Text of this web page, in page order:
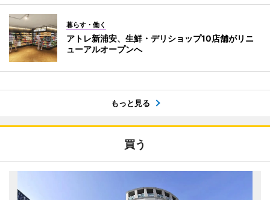
暮らす・働く
アトレ新浦安、生鮮・デリショップ10店舗がリニ
ューアルオープンへ
もっと見る
買う